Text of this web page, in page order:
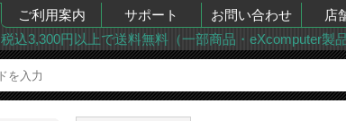
ご利用案内 サポート お問い合わせ 店
税込3,300円以上で送料無料（一部商品・eXcomputer製品